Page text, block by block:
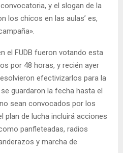
y el slogan de la
los chicos en las aulas’ es,
el FUDB fueron votando esta
por 48 horas, y recién ayer
efectivizarlos para la
guardaron la fecha hasta el
sean convocados por los
plan de lucha incluirá acciones
panfleteadas, radios
y marcha de